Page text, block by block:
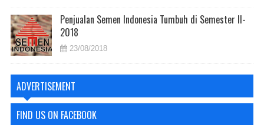
Penjualan Semen Indonesia Tumbuh di Semester II-
2018
23/08/2018
ADVERTISEMENT
FIND US ON FACEBOOK